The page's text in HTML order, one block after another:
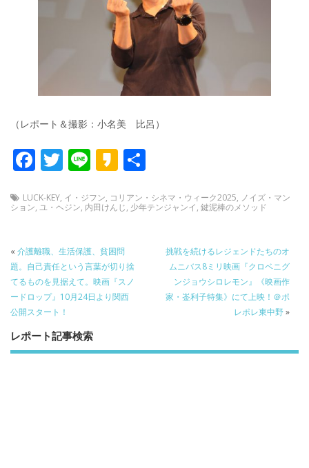
（レポート＆撮影：小名美 比呂）
F
e
o
o
k
T
itt
Li
e
K
k
o
LUCK-KEY, イ・ジフン, コリアン・シネマ・ウィーク2025, ノイズ・マン
ション, ユ・ヘジン, 内田けんじ, 少年テンジャンイ, 鍵泥棒のメソッド
« 介護離職、生活保護、貧困問
題。自己責任という言葉が切り捨
てるものを見据えて。映画『スノ
ードロップ』10月24日より関西
公開スタート！
挑戦を続けるレジェンドたちのオ
ムニバス8ミリ映画『クロベニグ
ンジョウシロレモン』《映画作
家・崟利子特集》にて上映！＠ポ
レポレ東中野»
レポート記事検索